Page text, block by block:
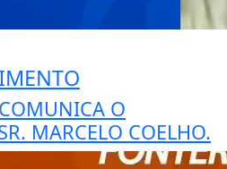
O
MARCELO COELHO.